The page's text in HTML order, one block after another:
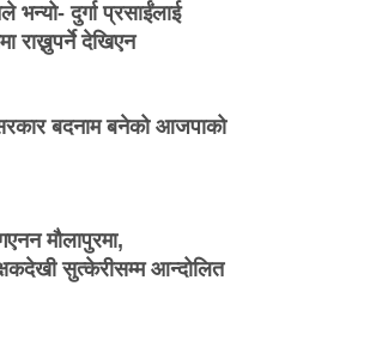
भन्यो- दुर्गा प्रसाईंलाई
राख्नुपर्ने देखिएन
बदनाम बनेको आजपाको
मौलापुरमा,
सुत्केरीसम्म आन्दोलित